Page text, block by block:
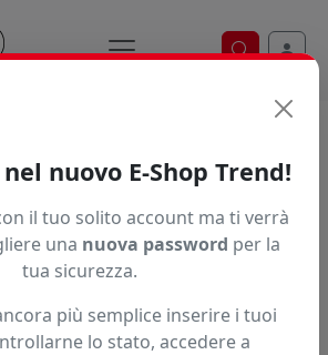
Ricerca
prodotto ad un prezzo più basso?
nuovo E-Shop Trend!
il tuo solito account ma ti verrà
una nuova password per la
tua sicurezza.
più semplice inserire i tuoi
lo stato, accedere a